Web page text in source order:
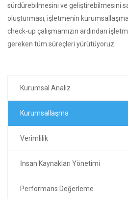
sürdürebilmesini ve geliştirebilmesini
oluşturması, işletmenin
check-up çalışmamızın ardından
gereken tüm süreçleri yürütüyoruz.
Kurumsal Analiz
Kurumsallaşma
Verimlilik
İnsan Kaynakları Yönetimi
Performans Değerleme